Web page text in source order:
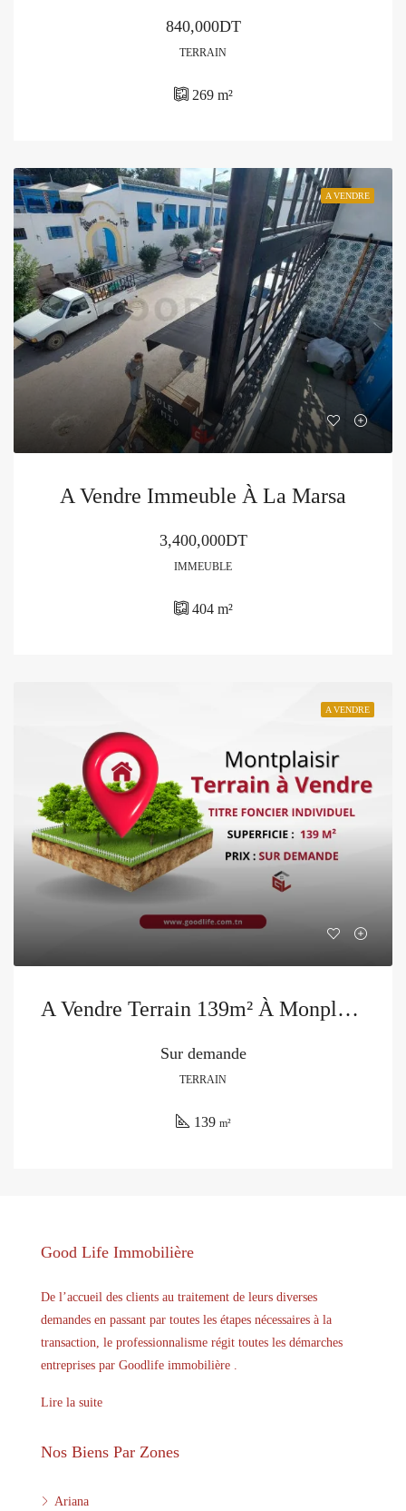
840,000DT
TERRAIN
269m²
A VENDRE
A Vendre Immeuble À La Marsa
3,400,000DT
IMMEUBLE
404m²
A VENDRE
A Vendre Terrain 139m² À Monplaisir
Sur demande
TERRAIN
139 m²
Good Life Immobilière
De l’accueil des clients au traitement de leurs diverses
demandes en passant par toutes les étapes nécessaires à la
transaction, le professionnalisme régit toutes les démarches
entreprises par Goodlife immobilière .
Lire la suite
Nos Biens Par Zones
Ariana